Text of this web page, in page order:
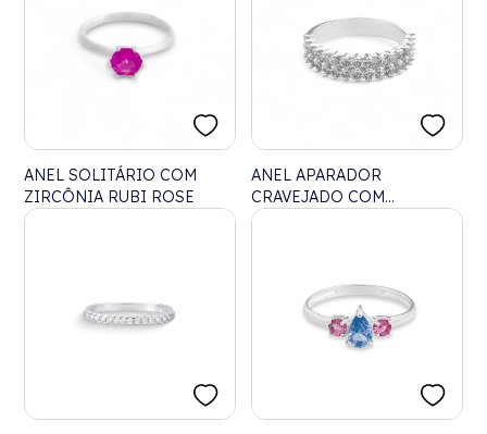
ANEL SOLITÁRIO COM
ZIRCÔNIA RUBI ROSE
ANEL APARADOR
CRAVEJADO COM
ZIRCÔNIAS BRANCAS